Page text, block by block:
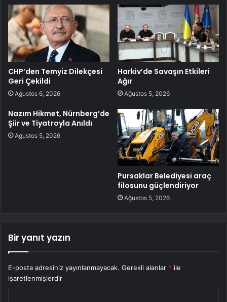
CHP’den Temyiz Dilekçesi
Geri Çekildi
Ağustos 6, 2026
Harkiv’de Savaşın Etkileri
Ağır
Ağustos 5, 2026
Nazım Hikmet, Nürnberg’de
Şiir ve Tiyatroyla Anıldı
Ağustos 5, 2026
Pursaklar Belediyesi araç
filosunu güçlendiriyor
Ağustos 5, 2026
Bir yanıt yazın
E-posta adresiniz yayınlanmayacak. Gerekli alanlar * ile
işaretlenmişlerdir